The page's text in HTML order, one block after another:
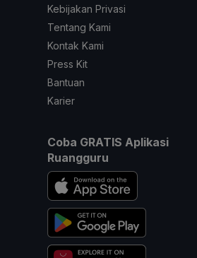
Kebijakan Privasi
Tentang Kami
Kontak Kami
Press Kit
Bantuan
Karier
Coba GRATIS Aplikasi
Ruangguru